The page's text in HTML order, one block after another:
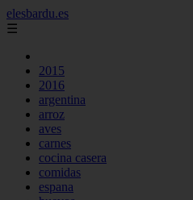
elesbardu.es
☰
2015
2016
argentina
arroz
aves
carnes
cocina casera
comidas
espana